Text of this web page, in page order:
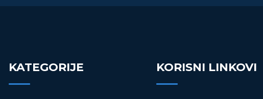
KATEGORIJE KORISNI LINKOVI